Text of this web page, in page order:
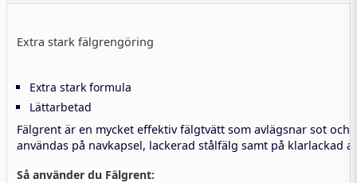
Extra stark fälgrengöring
Extra stark formula
Lättarbetad
Fälgrent är en mycket effektiv fälgtvätt som avlägsnar sot
användas på navkapsel, lackerad stålfälg samt på klarlackad
Så använder du Fälgrent: